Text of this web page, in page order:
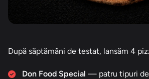
După săptămâni de testat, lansăm 4
Don Food Special — patru tipuri